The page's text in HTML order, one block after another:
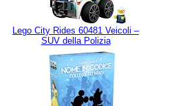
Lego City Rides 60481 Veicoli –
SUV della Polizia